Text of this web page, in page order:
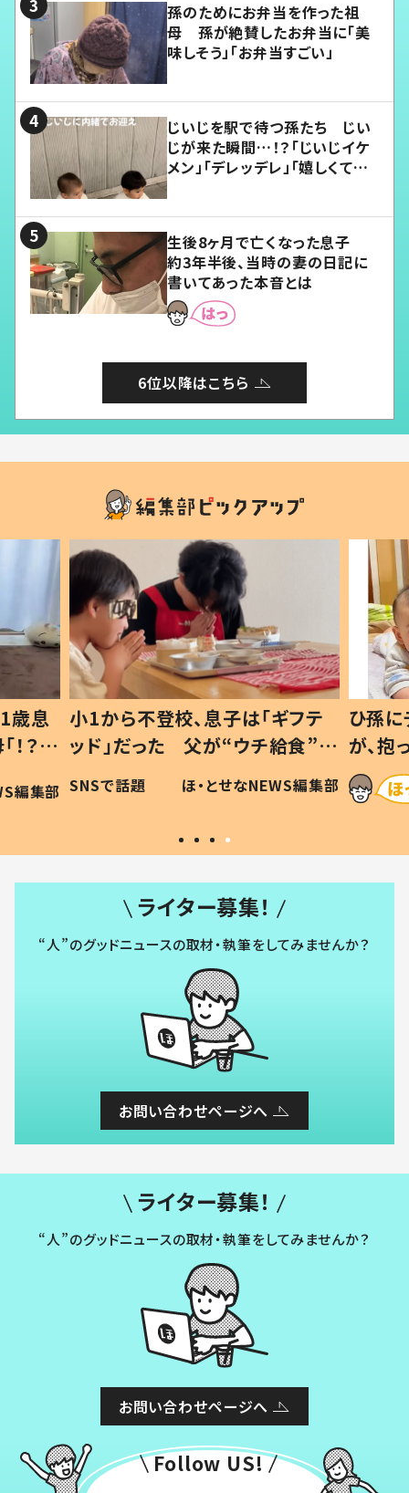
孫のためにお弁当を作った祖
母 孫が絶賛したお弁当に「美
味しそう」「お弁当すごい」
じいじを駅で待つ孫たち じい
じが来た瞬間…！？「じいじイケ
メン」「デレッデレ」「嬉しくて可
生後8ヶ月で亡くなった息子
約3年半後、当時の妻の日記に
書いてあった本音とは
6位以降はこちら
歳息
？」
編集部
小1から不登校、息子は「ギフテ
ッド」だった 父が“ウチ給食”を
作り続ける理由とは #令和の親
#令和の子
SNSで話題 ほ・とせなNEWS編集部
ひ孫
が、
「涙が
い」
ライター募集！
“人”のグッドニュースの取材・執筆をしてみませんか？
お問い合わせページへ
ライター募集！
“人”のグッドニュースの取材・執筆をしてみませんか？
お問い合わせページへ
Follow US!